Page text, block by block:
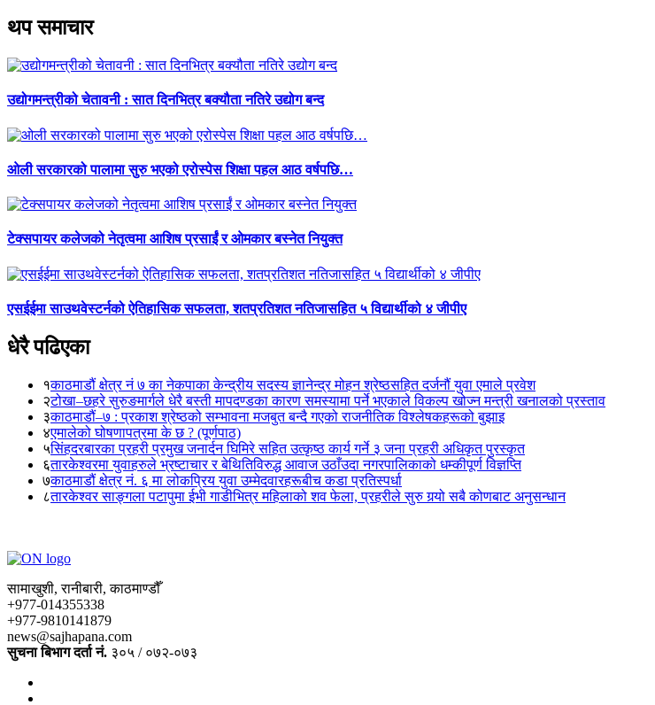
थप समाचार
उद्योगमन्त्रीको चेतावनी : सात दिनभित्र बक्यौता नतिरे उद्योग बन्द
ओली सरकारको पालामा सुरु भएको एरोस्पेस शिक्षा पहल आठ वर्षपछि…
टेक्सपायर कलेजको नेतृत्वमा आशिष प्रसाईं र ओमकार बस्नेत नियुक्त
एसईईमा साउथवेस्टर्नको ऐतिहासिक सफलता, शतप्रतिशत नतिजासहित ५ विद्यार्थीको ४ जीपीए
धेरै पढिएका
१काठमाडौं क्षेत्र नं ७ का नेकपाका केन्द्रीय सदस्य ज्ञानेन्द्र मोहन श्रेष्ठसहित दर्जनौं युवा एमाले प्रवेश
२टोखा–छहरे सुरुङमार्गले धेरै बस्ती मापदण्डका कारण समस्यामा पर्ने भएकाले विकल्प खोज्न मन्त्री खनालको प्रस्ताव
३काठमाडौं–७ : प्रकाश श्रेष्ठको सम्भावना मजबुत बन्दै गएको राजनीतिक विश्लेषकहरूको बुझाइ
४एमालेको घोषणापत्रमा के छ ? (पूर्णपाठ)
५सिंहदरबारका प्रहरी प्रमुख जनार्दन घिमिरे सहित उत्कृष्ठ कार्य गर्ने ३ जना प्रहरी अधिकृत पुरस्कृत
६तारकेश्वरमा युवाहरुले भ्रष्टाचार र बेथितिविरुद्ध आवाज उठाँउदा नगरपालिकाको धम्कीपूर्ण विज्ञप्ति
७काठमाडौं क्षेत्र नं. ६ मा लोकप्रिय युवा उम्मेदवारहरूबीच कडा प्रतिस्पर्धा
८तारकेश्वर साङ्गला पटापुमा ईभी गाडीभित्र महिलाको शव फेला, प्रहरीले सुरु गर्‍यो सबै कोणबाट अनुसन्धान
सामाखुशी, रानीबारी, काठमाण्डौँ
+977-014355338
+977-9810141879
news@sajhapana.com
सुचना बिभाग दर्ता नं. ३०५ / ०७२-०७३